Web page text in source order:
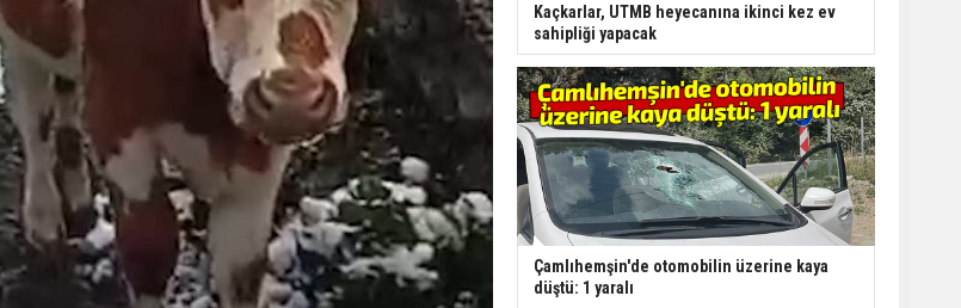
Kaçkarlar, UTMB heyecanına ikinci kez ev
sahipliği yapacak
Çamlıhemşin'de otomobilin üzerine kaya
düştü: 1 yaralı